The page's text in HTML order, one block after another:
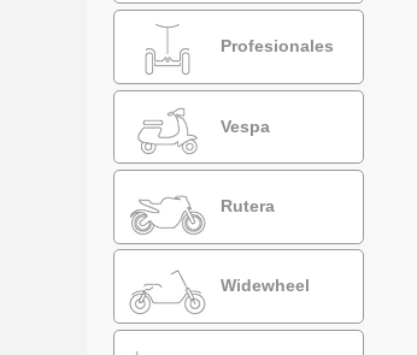
Profesionales
Vespa
Rutera
Widewheel